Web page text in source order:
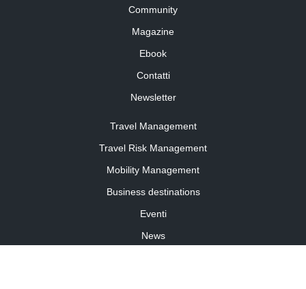
Community
Magazine
Ebook
Contatti
Newsletter
Travel Management
Travel Risk Management
Mobility Management
Business destinations
Eventi
News